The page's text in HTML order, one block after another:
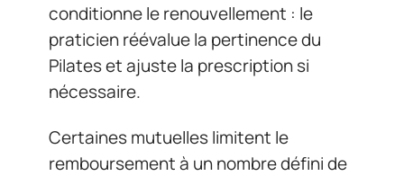
conditionne le renouvellement : le
praticien réévalue la pertinence du
Pilates et ajuste la prescription si
nécessaire.
Certaines mutuelles limitent le
remboursement à un nombre défini de